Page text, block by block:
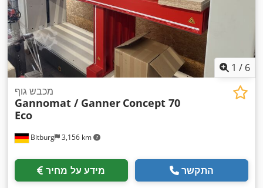
1 / 6
Bitburg 3,156 km
מכבש גוף
Gannomat / Ganner Concept 70
Eco
מידע על מחיר התקשר